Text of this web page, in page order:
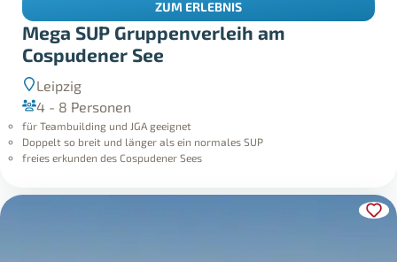
Mega SUP Gruppenverleih am
Cospudener See
Leipzig
4 - 8 Personen
für Teambuilding und JGA geeignet
Doppelt so breit und länger als ein normales SUP
freies erkunden des Cospudener Sees
ZUM ERLEBNIS